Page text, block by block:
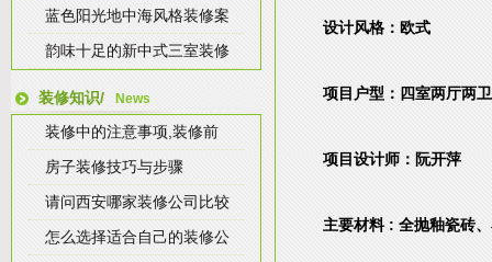
蓝色阳光地中海风格装修案
韵味十足的新中式三室装修
装修知识/ News
装修中的注意事项,装修前
房子装修技巧与步骤
请问西安哪家装修公司比较
怎么选择适合自己的装修公
设计风格：欧式
项目户型：四室两厅两
项目设计师：阮开萍
主要材料 : 全抛釉瓷砖